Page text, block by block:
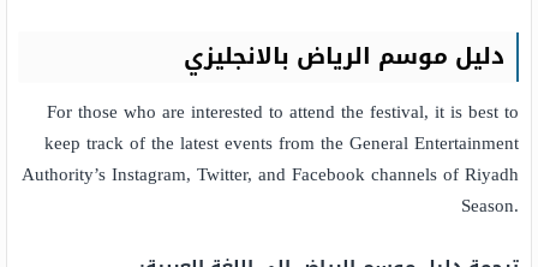
دليل موسم الرياض بالانجليزي
For those who are interested to attend the festival, it is best to
keep track of the latest events from the General Entertainment
Authority’s Instagram, Twitter, and Facebook channels of Riyadh
Season.